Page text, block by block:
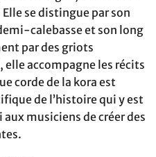
se distingue par son
calebasse et son long
par des griots
accompagne les récits
corde de la kora est
de l’histoire qui y est
musiciens de créer des